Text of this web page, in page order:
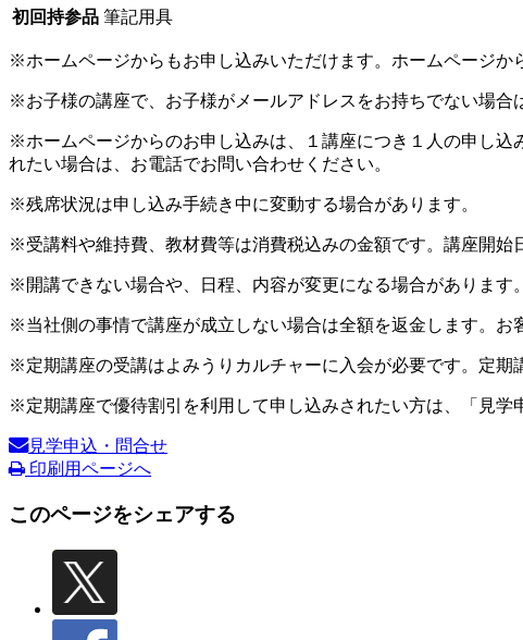
初回持参品 筆記用具
※ホームページからもお申し込みいただけます。ホームページ
※お子様の講座で、お子様がメールアドレスをお持ちでない場合
※ホームページからのお申し込みは、１講座につき１人の申し
れたい場合は、お電話でお問い合わせください。
※残席状況は申し込み手続き中に変動する場合があります。
※受講料や維持費、教材費等は消費税込みの金額です。講座開始
※開講できない場合や、日程、内容が変更になる場合があります。
※当社側の事情で講座が成立しない場合は全額を返金します。お
※定期講座の受講はよみうりカルチャーに入会が必要です。定期
※定期講座で優待割引を利用して申し込みされたい方は、「見学
見学申込・問合せ
印刷用ページへ
このページをシェアする